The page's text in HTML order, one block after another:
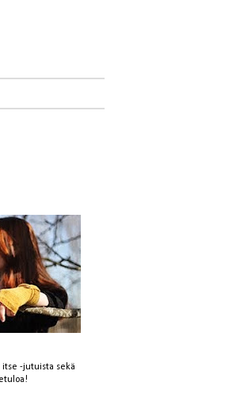
itse -jutuista sekä